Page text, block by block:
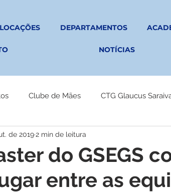
LOCAÇÕES DEPARTAMENTOS
NOTÍCIAS
Clube de Mães CTG Glaucus
do GSEGS
entre as
de 20192 min de leitura